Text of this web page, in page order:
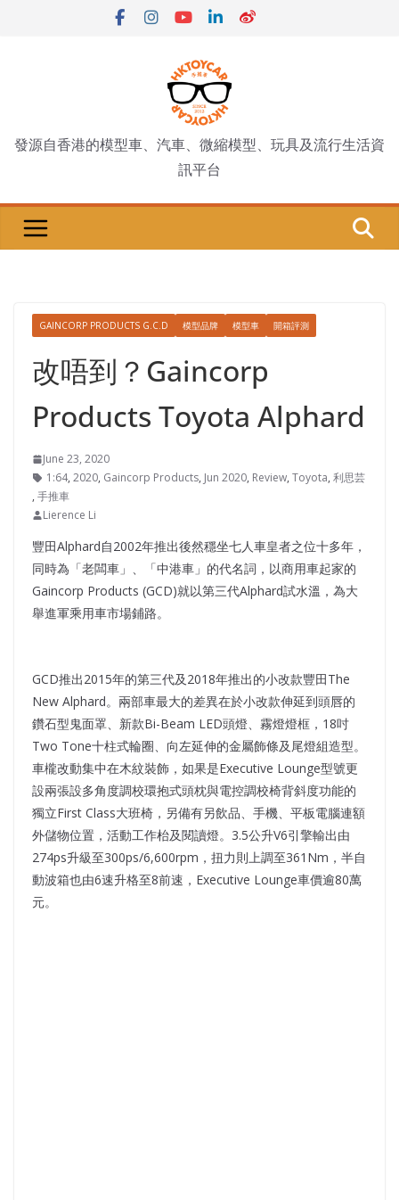
發源自香港的模型車、汽車、微縮模型、玩具及流行生活資
訊平台
GAINCORP PRODUCTS G.C.D 模型品牌 模型車 開箱評測
改唔到？Gaincorp
Products Toyota Alphard
June 23, 2020
1:64, 2020, Gaincorp Products, Jun 2020, Review, Toyota, 利思芸
, 手推車
Lierence Li
豐田Alphard自2002年推出後然穩坐七人車皇者之位十多年，
同時為「老闆車」、「中港車」的代名詞，以商用車起家的
Gaincorp Products (GCD)就以第三代Alphard試水溫，為大
舉進軍乘用車市場鋪路。
GCD推出2015年的第三代及2018年推出的小改款豐田The
New Alphard。兩部車最大的差異在於小改款伸延到頭唇的
鑽石型鬼面罩、新款Bi-Beam LED頭燈、霧燈燈框，18吋
Two Tone十柱式輪圈、向左延伸的金屬飾條及尾燈組造型。
車櫳改動集中在木紋裝飾，如果是Executive Lounge型號更
設兩張設多角度調校環抱式頭枕與電控調校椅背斜度功能的
獨立First Class大班椅，另備有另飲品、手機、平板電腦連額
外儲物位置，活動工作枱及閱讀燈。3.5公升V6引擎輸出由
274ps升級至300ps/6,600rpm，扭力則上調至361Nm，半自
動波箱也由6速升格至8前速，Executive Lounge車價逾80萬
元。